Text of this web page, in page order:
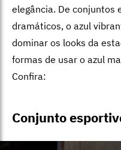
elegância. De conjuntos
dramáticos, o azul
dominar os looks da
formas de usar o azul
Confira:
Conjunto